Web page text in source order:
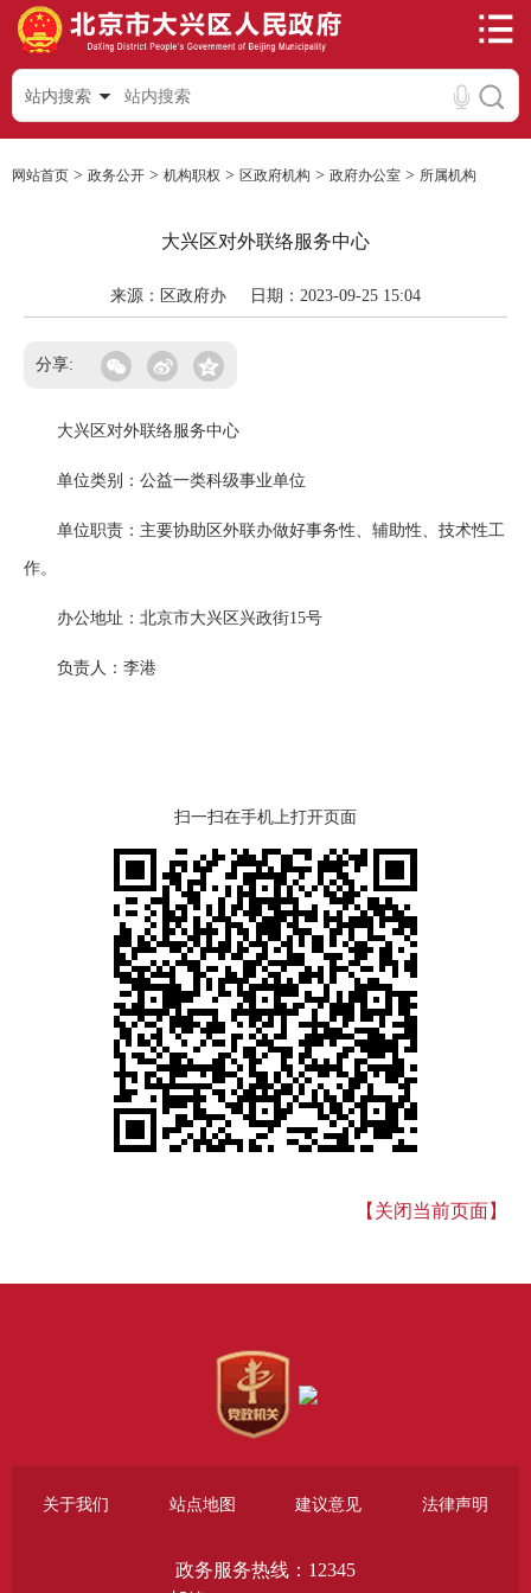
站内搜索
网站首页 > 政务公开 > 机构职权 > 区政府机构 > 政府办公室 > 所属机构
大兴区对外联络服务中心
来源：区政府办 日期：2023-09-25 15:04
分享:
大兴区对外联络服务中心
单位类别：公益一类科级事业单位
单位职责：主要协助区外联办做好事务性、辅助性、技术性工
作。
办公地址：北京市大兴区兴政街15号
负责人：李港
扫一扫在手机上打开页面
【关闭当前页面】
关于我们 站点地图 建议意见 法律声明
政务服务热线：12345